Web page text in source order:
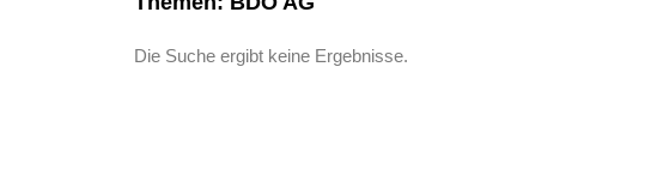
Die Suche ergibt keine Ergebnisse.